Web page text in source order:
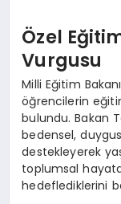
Özel
Vurgusu
Milli Eğitim
öğrencilerin
bulundu. Bakan
bedensel,
destekleyerek
toplumsal hayata
hedeflediklerini